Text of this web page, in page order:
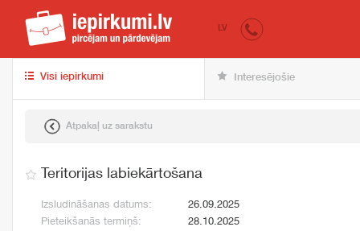
iepirkumi.lv
LV
Visi iepirkumi Interesējošie
Atpakaļ uz sarakstu
Teritorijas labiekārtošana
Izsludināšanas datums:
26.09.2025
Pieteikšanās termiņš:
28.10.2025